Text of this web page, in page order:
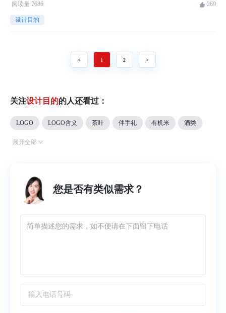
阅读量 7686 269
设计目的
< 1 2 >
关注设计目的的人还看过：
LOGO LOGO含义 茶叶 伴手礼 有机米 酒类
设计注意事项
展开全部
您是否有类似需求？